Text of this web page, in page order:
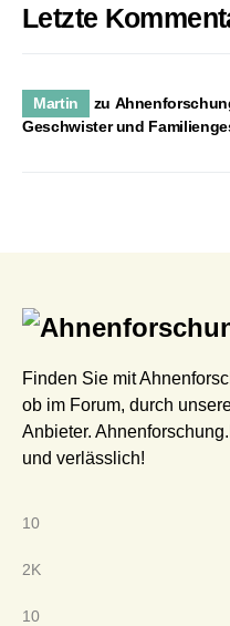
Letzte
Martin zu
Geschwister und
Finden Sie mit
ob im Forum, durch
Anbieter.
und verlässlich!
10
2K
10